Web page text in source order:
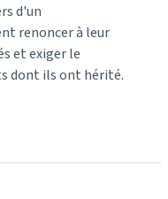
d'un
renoncer à leur
et exiger le
dont ils ont hérité.